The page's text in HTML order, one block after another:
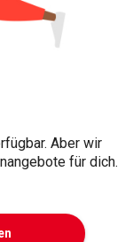
Aber wir
für dich.